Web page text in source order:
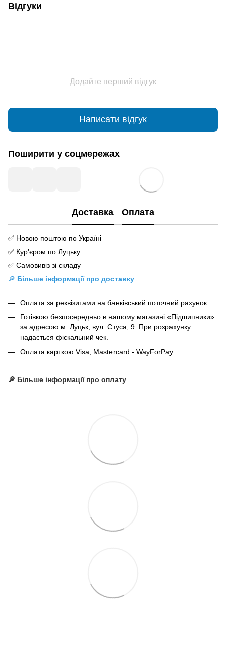
Відгуки
Додайте перший відгук
Написати відгук
Поширити у соцмережах
Доставка Оплата
✅ Новою поштою по Україні
✅ Кур'єром по Луцьку
✅ Самовивіз зі складу
🔎 Більше інформації про доставку
Оплата за реквізитами на банківський поточний рахунок.
Готівкою безпосередньо в нашому магазині «Підшипники»
за адресою м. Луцьк, вул. Стуса, 9. При розрахунку
надається фіскальний чек.
Оплата карткою Visa, Mastercard - WayForPay
🔎 Більше інформації про оплату